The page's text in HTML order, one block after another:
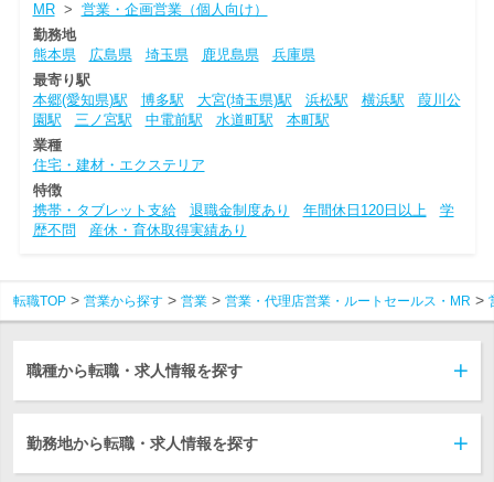
MR> 営業・企画営業（個人向け）
勤務地
熊本県
広島県 埼玉県 鹿児島県
兵庫県
最寄り駅
本郷(愛知県)駅
博多駅 大宮(埼玉県)駅 浜松駅 横浜駅
葭川公
園駅
三ノ宮駅 中電前駅 水道町駅
本町駅
業種
住宅・建材・エクステリア
特徴
携帯・タブレット支給
退職金制度あり 年間休日120日以上
学
歴不問
産休・育休取得実績あり
転職TOP 営業から探す 営業 営業・代理店営業・ルートセールス・MR
職種から転職・求人情報を探す
勤務地から転職・求人情報を探す